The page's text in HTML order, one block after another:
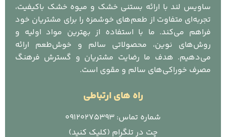
ساویس لند با ارائه بستنی خشک و میوه خشک باکیفیت،
تجربه‌ای متفاوت از طعم‌های خوشمزه را برای مشتریان خود
فراهم می‌کند. ما با استفاده از بهترین مواد اولیه و
روش‌های نوین، محصولاتی سالم و خوش‌طعم ارائه
می‌دهیم. هدف ما رضایت مشتریان و گسترش فرهنگ
مصرف خوراکی‌های سالم و مقوی است.
راه های ارتباطی
شماره تماس: 09120275393
چت در تلگرام (کلیک کنید)